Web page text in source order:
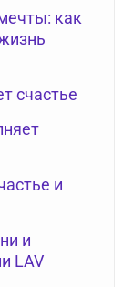
как
счастье
и
и
LAV